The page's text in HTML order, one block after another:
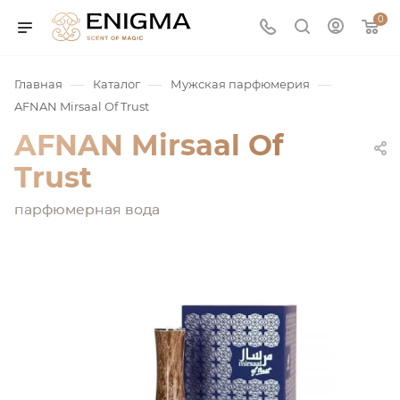
0
Главная — Каталог — Мужская парфюмерия —
AFNAN Mirsaal Of Trust
AFNAN Mirsaal Of
Trust
парфюмерная вода